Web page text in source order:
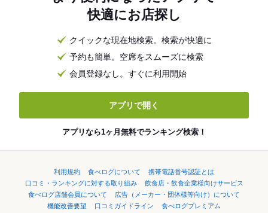
快適にお店探し
クイックな現在地検索。検索が快適に
予約も簡単。空席をスムーズに検索
会員登録なし。すぐに利用開始
アプリで開く
アプリなら1ヶ月無料でランキング検索！
利用規約 食べログについて
携帯電話番号認証とは
口コミ・ランキングに対する取り組み
飲食店・飲食企業様向けサービス
食べログ店舗会員について
広告（メーカー・団体様等向け）について
機能改善要望
口コミガイドライン
食べログプレミアム